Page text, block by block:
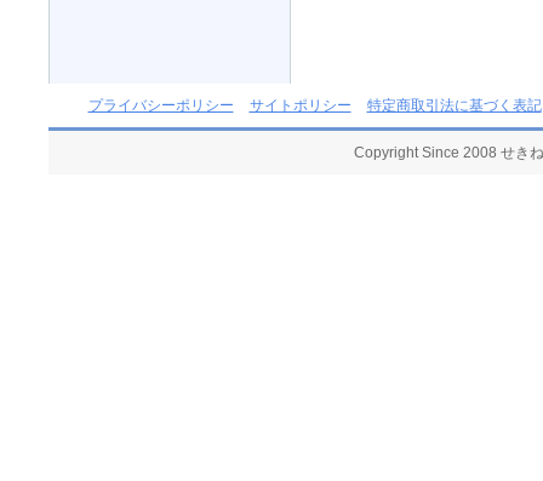
プライバシーポリシー サイトポリシー 特定商取引法に基づく表記
Copyright Since 2008 せき